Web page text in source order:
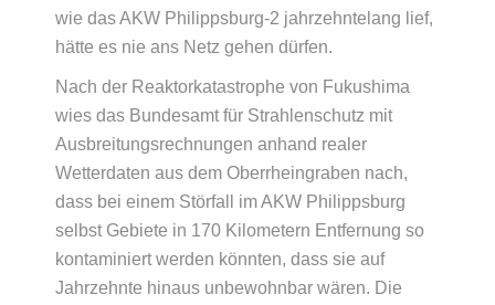
wie das AKW Philippsburg‑2 jahrzehntelang lief,
hätte es nie ans Netz gehen dürfen.
Nach der Reaktorkatastrophe von Fukushima
wies das Bundesamt für Strahlenschutz mit
Ausbreitungsrechnungen anhand realer
Wetterdaten aus dem Oberrheingraben nach,
dass bei einem Störfall im AKW Philippsburg
selbst Gebiete in 170 Kilometern Entfernung so
kontaminiert werden könnten, dass sie auf
Jahrzehnte hinaus unbewohnbar wären. Die